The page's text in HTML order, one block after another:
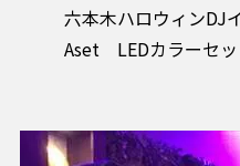
六本木ハロウィンDJ
Aset LEDカラーセ